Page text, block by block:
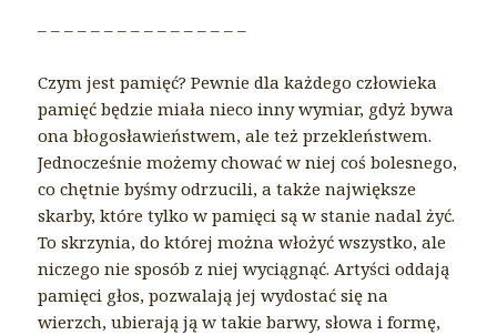
– – – – – – – – – – – – – – – –
Czym jest pamięć? Pewnie dla każdego człowieka
pamięć będzie miała nieco inny wymiar, gdyż bywa
ona błogosławieństwem, ale też przekleństwem.
Jednocześnie możemy chować w niej coś bolesnego,
co chętnie byśmy odrzucili, a także największe
skarby, które tylko w pamięci są w stanie nadal żyć.
To skrzynia, do której można włożyć wszystko, ale
niczego nie sposób z niej wyciągnąć. Artyści oddają
pamięci głos, pozwalają jej wydostać się na
wierzch, ubierają ją w takie barwy, słowa i formę,